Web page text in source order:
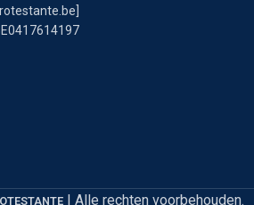
| Alle rechten voorbehouden.